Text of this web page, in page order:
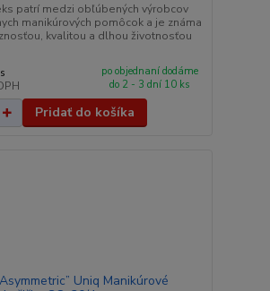
patrí medzi obľúbených výrobcov
manikúrových pomôcok a je známa
kvalitou a dlhou životnosťou
po objednaní dodáme
do 2 - 3 dní 10 ks
Pridať do košíka